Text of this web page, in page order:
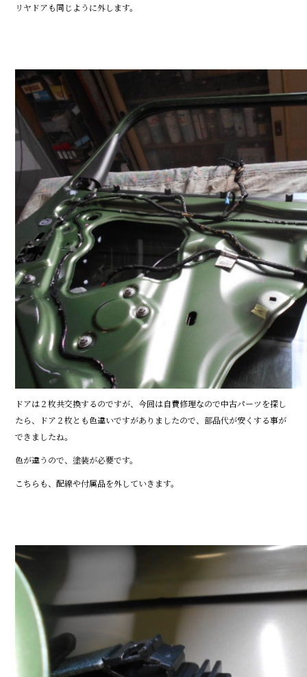
リヤドアも同じように外します。
ドアは２枚共交換するのですが、今回は自費修理なので中古パーツを探し
たら、ドア２枚とも色違いですがありましたので、部品代が安くする事が
できましたね。
色が違うので、塗装が必要です。
こちらも、配線や付属品を外していきます。